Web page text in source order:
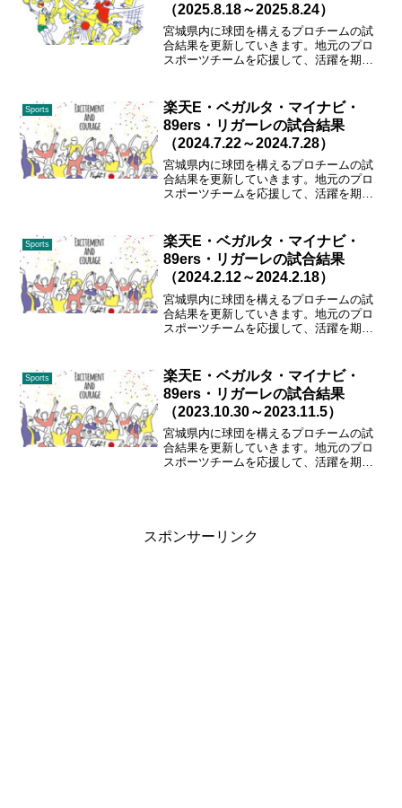
（2025.8.18～2025.8.24）
宮城県内に球団を構えるプロチームの試
合結果を更新していきます。地元のプロ
スポーツチームを応援して、活躍を期待
台！！
Sports
楽天E・ベガルタ・マイナビ・
89ers・リガーレの試合結果
（2024.7.22～2024.7.28）
宮城県内に球団を構えるプロチームの試
合結果を更新していきます。地元のプロ
スポーツチームを応援して、活躍を期待
台！！
Sports
楽天E・ベガルタ・マイナビ・
89ers・リガーレの試合結果
（2024.2.12～2024.2.18）
宮城県内に球団を構えるプロチームの試
合結果を更新していきます。地元のプロ
スポーツチームを応援して、活躍を期待
台！！
Sports
楽天E・ベガルタ・マイナビ・
89ers・リガーレの試合結果
（2023.10.30～2023.11.5）
宮城県内に球団を構えるプロチームの試
合結果を更新していきます。地元のプロ
スポーツチームを応援して、活躍を期待
スポンサーリンク